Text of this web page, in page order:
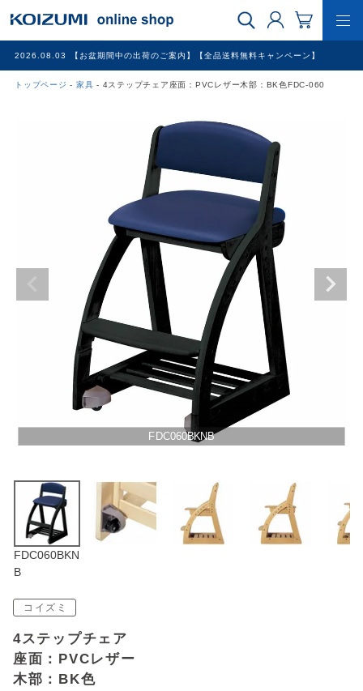
2026.08.03 【お盆期間中の出荷のご案内】【全品送料無料キャンペーン】
トップページ 家具 4ステップチェア座面：PVCレザー木部：BK色FDC-060
冷暖房家電
その他
アウトレットSALE
ブログ
ログイン
FDC060BKNB
FDC060BKN
B
コイズミ
4ステップチェア
座面：PVCレザー
木部：BK色